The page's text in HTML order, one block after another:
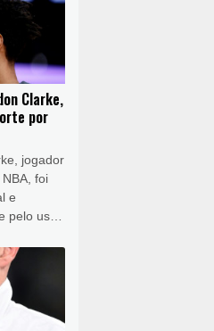
Clarke,
por
jogador
foi
e
pelo uso
Legal
nesta